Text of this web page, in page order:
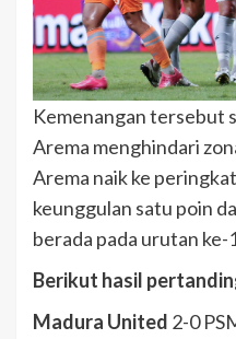
Kemenangan tersebut
Arema menghindari
Arema naik ke
keunggulan satu poin
berada pada urutan ke-
Berikut hasil
Madura United 2-0